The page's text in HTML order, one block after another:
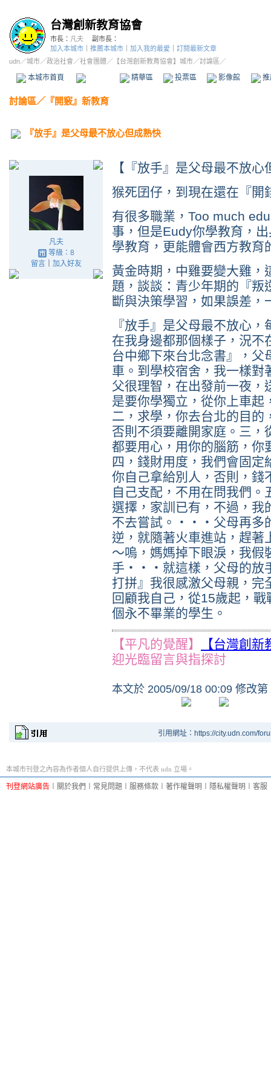
台灣創新教育協會
市長： 凡夫
副市長：
加入本城市
推薦本城市 加入我的最愛
訂閱最新文章
udn／城市／政治社會 ／社會團體／ 【台灣創新教育協會】城市／討論區／
本城市首頁 精華區 投票區 影像館
討論區／ 『開竅』新教育
『放手』是父母最不放心但成熟快
凡夫
等級：8
留言｜ 加入好友
【『放手』是父母最不放心
猴死囝仔，到現在還在『開
有很多職業，Too much
事，但是Eudy你學教育，
學教育，更能體會西方教育
黃金時期，中雞要變大雞，
題，談談：青少年期的『叛
斷與決策學習，如果誤差，
『放手』是父母最不放心
在我身邊都那個樣子，況不
台中鄉下來台北念書』，父
車。到學校宿舍，我一樣對
父很理智，在出發前一夜，
是要你學獨立，從你上車起
二，求學，你去台北的目的
否則不須要離開家庭。三，
都要用心，用你的腦筋，你
四，錢財用度，我們會固定
你自己拿給別人，否則，錢
自己支配，不用在問我們
選擇，家訓已有，不過，我
不去嘗試。‧‧‧父母再多
逆，就隨著火車進站，趕
～嗚，媽媽掉下眼淚，我假
手‧‧‧就這樣，父母的放
打拼』我很感激父母親，完
回顧我自己，從15歲起，
個永不畢業的學生。
【平凡的覺醒】
【台灣創
迎光臨留言與指探討
本文於 2005/09/18 00:09 修改第
引用網址：https://city.udn.com/
本城市刊登之內容為作者個人自行提供上傳，不代表 udn 立場。
刊登網站廣告 關於我們 常見問題 服務條款 著作權聲明 隱私權聲明 客服